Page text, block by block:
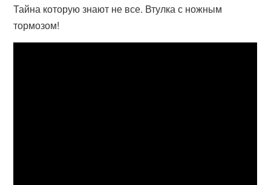
Тайна которую знают не все. Втулка с ножным
тормозом!